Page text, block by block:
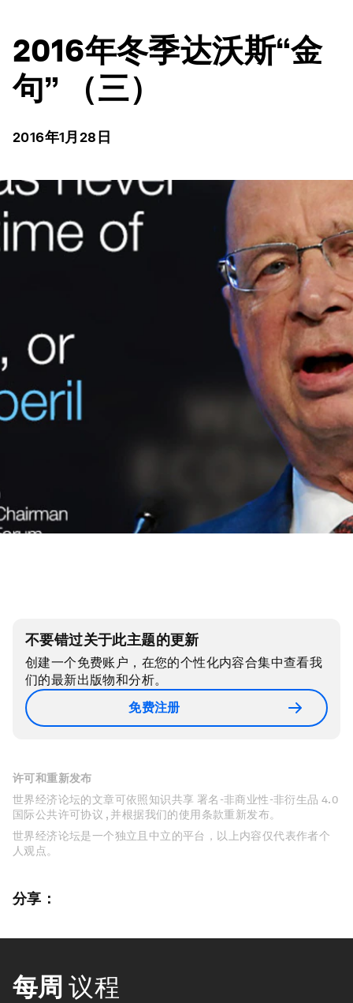
2016年冬季达沃斯“金
句” （三）
2016年1月28日
不要错过关于此主题的更新
创建一个免费账户，在您的个性化内容合集中查看我
们的最新出版物和分析。
免费注册
许可和重新发布
世界经济论坛的文章可依照知识共享 署名-非商业性-非衍生品 4.0
国际公共许可协议 , 并根据我们的使用条款重新发布。
世界经济论坛是一个独立且中立的平台，以上内容仅代表作者个
人观点。
分享：
每周 议程